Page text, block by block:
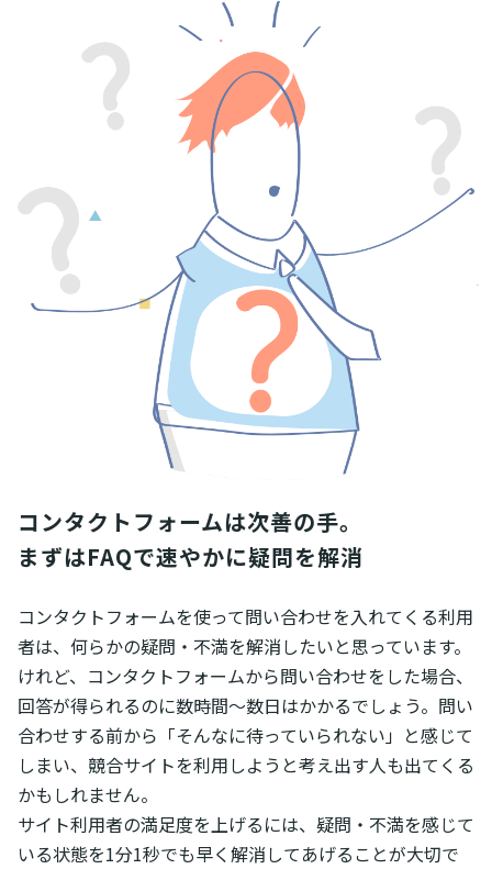
コンタクトフォームは次善の手。
まずはFAQで速やかに疑問を解消
コンタクトフォームを使って問い合わせを入れてくる利用
者は、何らかの疑問・不満を解消したいと思っています。
けれど、コンタクトフォームから問い合わせをした場合、
回答が得られるのに数時間～数日はかかるでしょう。問い
合わせする前から「そんなに待っていられない」と感じて
しまい、競合サイトを利用しようと考え出す人も出てくる
かもしれません。
サイト利用者の満足度を上げるには、疑問・不満を感じて
いる状態を1分1秒でも早く解消してあげることが大切で